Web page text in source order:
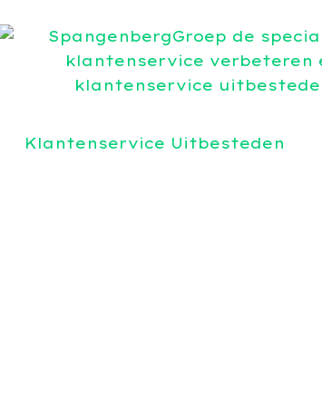
Klantenservice Uitbesteden